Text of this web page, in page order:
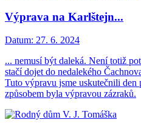
Výprava na Karlštejn...
Datum: 27. 6. 2024
... nemusí být daleká. Není totiž
stačí dojet do nedalekého
Tuto výpravu jsme uskutečnili den
způsobem byla výpravou zázraků.